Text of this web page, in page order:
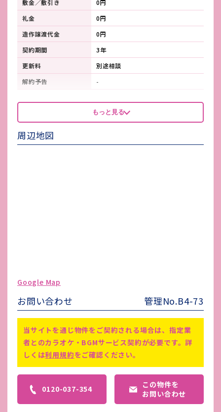
敷金／敷引き
0円
礼金
0円
造作譲渡代金
0円
契約期間
3年
更新料
別途相談
解約予告
-
看板製作費
-
看板使用料・
維持管理費
-
鍵交換費
-
備考 -
もっと見る
周辺地図
Google Map
お問い合わせ 管理No.B4-73
当サイトを通じ物件をご契約される場合は、指定業
者とのカラオケ・BGMサービス契約が必要です。詳
しくは利用規約をご確認ください。
0120-037-354
この物件を
お問い合わせ